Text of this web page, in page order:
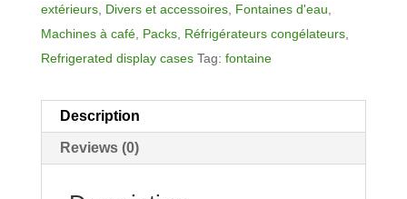
extérieurs, Divers et accessoires, Fontaines d'eau
Machines à café, Packs, Réfrigérateurs congélateurs,
Refrigerated display cases Tag: fontaine
Description
Reviews (0)